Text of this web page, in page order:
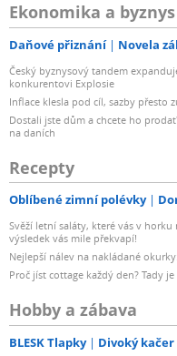
Ekonomika a byznys
Daňové přiznání Novela
Český byznysový tandem
konkurentovi Explosie
Inflace klesla pod cíl, sazby přesto
Dostali jste dům a chcete ho
na daních
Recepty
Oblíbené zimní polévky
Svěží letní saláty, které vás v
výsledek vás mile překvapí!
Nejlepší nálev na nakládané
Proč jíst cottage každý den? Tady
Hobby a zábava
BLESK Tlapky Divoký kačer